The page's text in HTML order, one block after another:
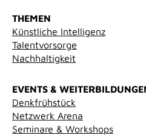
Nachhaltigkeit
EVENTS & WEITERBILDUNGEN
Denkfrühstück
Seminare & Workshops
CAESAR